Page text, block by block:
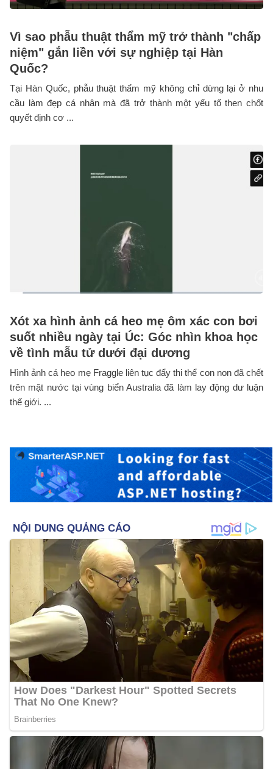
Vì sao phẫu thuật thẩm mỹ trở thành "chấp
niệm" gắn liền với sự nghiệp tại Hàn
Quốc?
Tại Hàn Quốc, phẫu thuật thẩm mỹ không chỉ dừng lại ở nhu
cầu làm đẹp cá nhân mà đã trở thành một yếu tố then chốt
quyết định cơ ...
Xót xa hình ảnh cá heo mẹ ôm xác con bơi
suốt nhiều ngày tại Úc: Góc nhìn khoa học
về tình mẫu tử dưới đại dương
Hình ảnh cá heo mẹ Fraggle liên tục đẩy thi thể con non đã chết
trên mặt nước tại vùng biển Australia đã làm lay động dư luận
thế giới. ...